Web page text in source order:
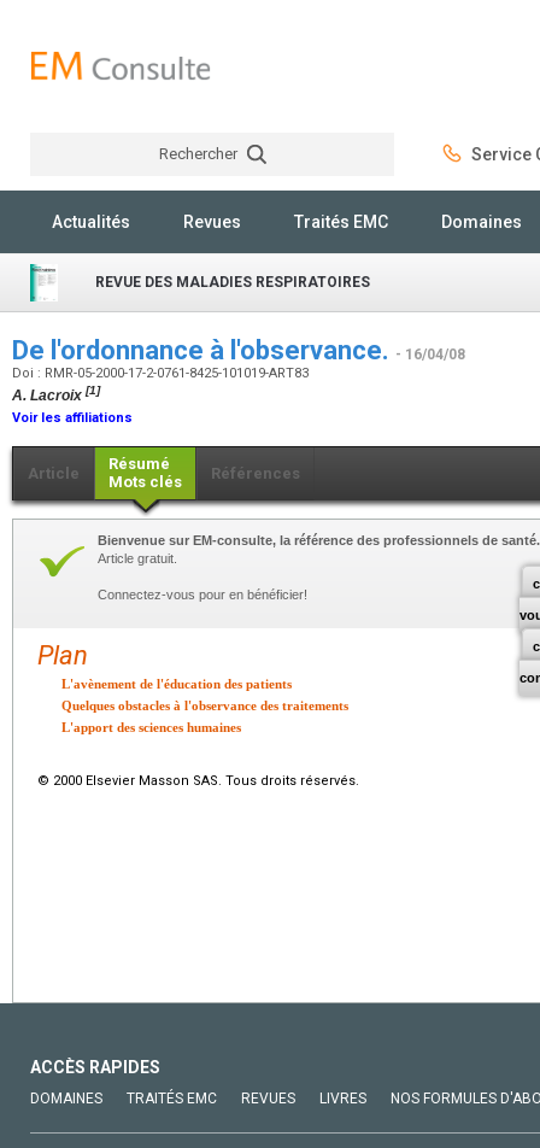
Rechercher Service
Actualités Revues Traités EMC Domaines
REVUE DES MALADIES RESPIRATOIRES
De l'ordonnance à l'observance. - 16/04/08
Doi : RMR-05-2000-17-2-0761-8425-101019-ART83
A. Lacroix [1]
Voir les affiliations
Article
Résumé
Mots clés
Références
Bienvenue sur EM-consulte, la référence des professionnels de santé.
Article gratuit.
Connectez-vous pour en bénéficier!
Plan
L'avènement de l'éducation des patients
Quelques obstacles à l'observance des traitements
L'apport des sciences humaines
© 2000 Elsevier Masson SAS. Tous droits réservés.
ACCÈS RAPIDES
DOMAINES TRAITÉS EMC REVUES LIVRES NOS FORMULES